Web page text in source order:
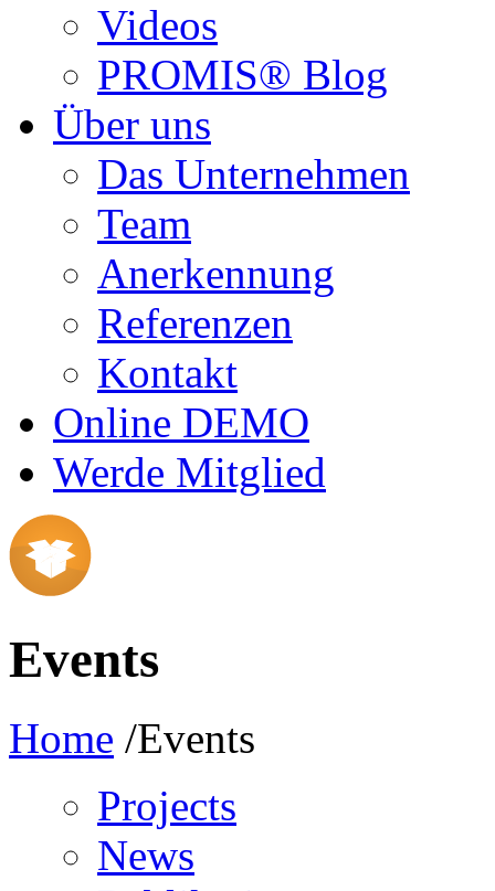
Videos
PROMIS® Blog
Über uns
Das Unternehmen
Team
Anerkennung
Referenzen
Kontakt
Online DEMO
Werde Mitglied
Events
Home /Events
Projects
News